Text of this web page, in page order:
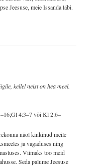
Jeesuse, meie Issanda läbi.
kellel neist on hea meel.
4:3–7 või Kl 2:6–
näol kinkinud meile
ja vagaduses ning
Viimaks too meid
Seda palume Jeesuse